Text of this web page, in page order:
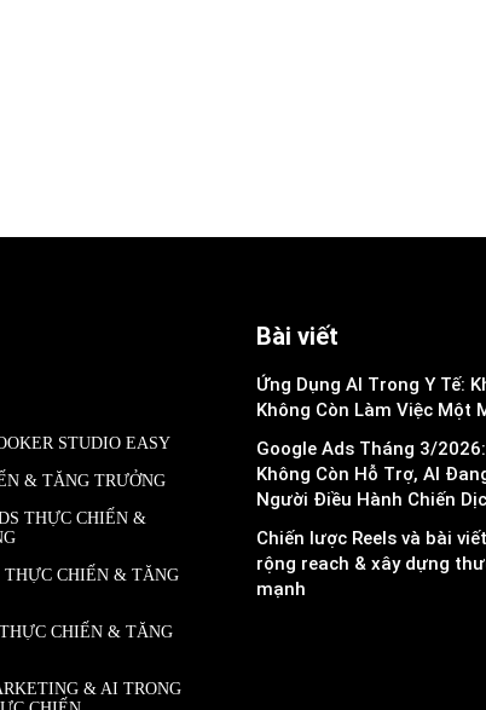
STUDIO EASY
& TĂNG TRƯỞNG
THỰC CHIẾN &
THỰC CHIẾN & TĂNG
CHIẾN & TĂNG
& AI TRONG
Bài viết
Ứng Dụng AI Trong Y Tế:
Không Còn Làm Việc Một
Google Ads Tháng 3/
Không Còn Hỗ Trợ, AI
Người Điều Hành Chiến
Chiến lược Reels và bài
rộng reach & xây dựng
mạnh